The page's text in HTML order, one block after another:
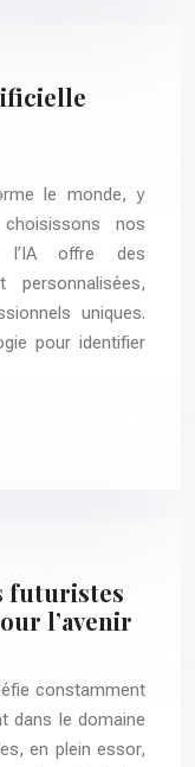
le monde, y
nos
l’IA offre des
personnalisées,
uniques.
pour identifier
futuristes
l’avenir
constamment
dans le domaine
en plein essor,